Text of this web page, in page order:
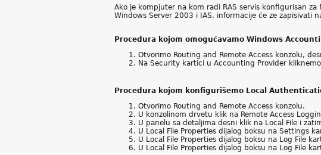
Ako je kompjuter na kom radi RAS servis konfigurisan
Windows Server 2003 i IAS, informacije će ze zapisivati
Procedura kojom omogućavamo Windows
Otvorimo Routing and Remote Access konzolu,
Na Security kartici u Accounting Provider
Procedura kojom konfigurišemo Local
Otvorimo Routing and Remote Access konzolu.
U konzolinom drvetu klik na Remote Access
U panelu sa detaljima desni klik na Local File i
U Local File Properties dijalog boksu na Settings
U Local File Properties dijalog boksu na Log File
U Local File Properties dijalog boksu na Log File